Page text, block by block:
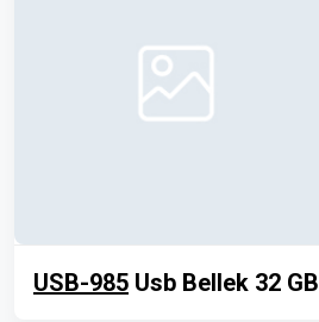
USB-985 Usb Bellek 32 GB